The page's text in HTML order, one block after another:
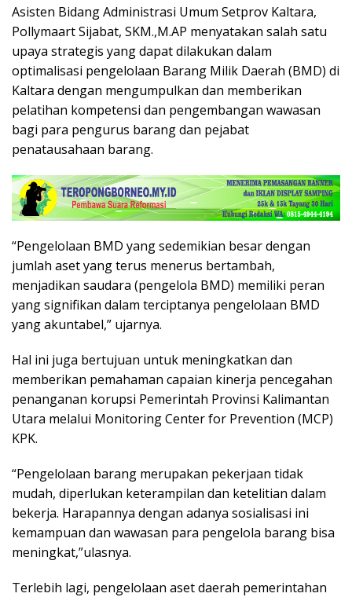
Asisten Bidang Administrasi Umum Setprov Kaltara,
Pollymaart Sijabat, SKM.,M.AP menyatakan salah satu
upaya strategis yang dapat dilakukan dalam
optimalisasi pengelolaan Barang Milik Daerah (BMD) di
Kaltara dengan mengumpulkan dan memberikan
pelatihan kompetensi dan pengembangan wawasan
bagi para pengurus barang dan pejabat
penatausahaan barang.
“Pengelolaan BMD yang sedemikian besar dengan
jumlah aset yang terus menerus bertambah,
menjadikan saudara (pengelola BMD) memiliki peran
yang signifikan dalam terciptanya pengelolaan BMD
yang akuntabel,” ujarnya.
Hal ini juga bertujuan untuk meningkatkan dan
memberikan pemahaman capaian kinerja pencegahan
penanganan korupsi Pemerintah Provinsi Kalimantan
Utara melalui Monitoring Center for Prevention (MCP)
KPK.
“Pengelolaan barang merupakan pekerjaan tidak
mudah, diperlukan keterampilan dan ketelitian dalam
bekerja. Harapannya dengan adanya sosialisasi ini
kemampuan dan wawasan para pengelola barang bisa
meningkat,”ulasnya.
Terlebih lagi, pengelolaan aset daerah pemerintahan